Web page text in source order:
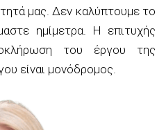
μας. Δεν καλύπτουμε το
ημίμετρα. Η επιτυχής
του έργου της
είναι μονόδρομος.